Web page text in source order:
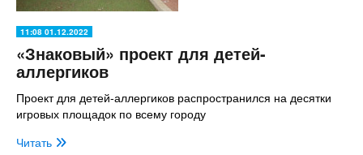
11:08 01.12.2022
«Знаковый» проект для детей-
аллергиков
Проект для детей-аллергиков распространился на десятки
игровых площадок по всему городу
Читать